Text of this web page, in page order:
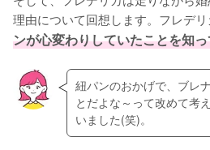
理由について回想します。フレデ
ンが心変わりしていたことを知
紐パンのおかげで、ブレ
とだよな～って改めて考
いました(笑)。